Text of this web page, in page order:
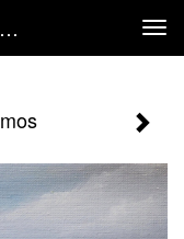
Ton Vranken - Maaskei Met Korstmos